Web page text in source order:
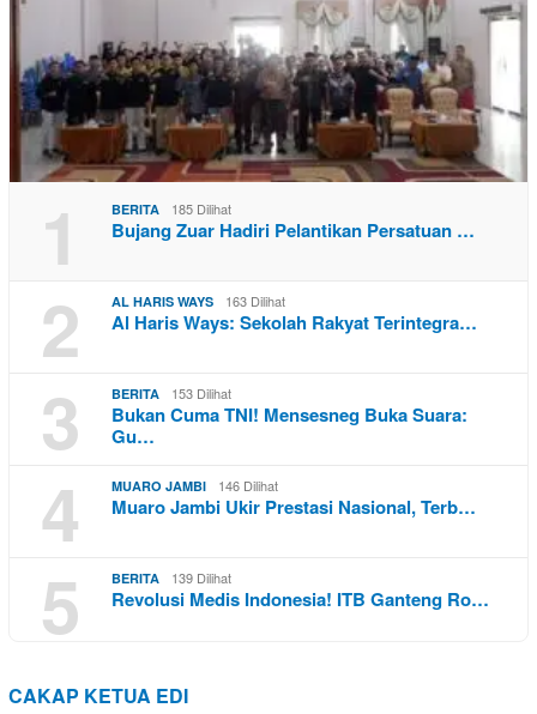
1 BERITA 185 Dilihat
Bujang Zuar Hadiri Pelantikan Persatuan …
2 AL HARIS WAYS 163 Dilihat
Al Haris Ways: Sekolah Rakyat Terintegra…
3 BERITA 153 Dilihat
Bukan Cuma TNI! Mensesneg Buka Suara:
Gu…
4 MUARO JAMBI 146 Dilihat
Muaro Jambi Ukir Prestasi Nasional, Terb…
5 BERITA 139 Dilihat
Revolusi Medis Indonesia! ITB Ganteng Ro…
CAKAP KETUA EDI